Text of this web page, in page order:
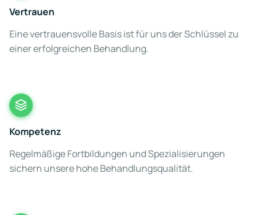
Vertrauen
Eine vertrauensvolle Basis ist für uns der Schlüssel zu
einer erfolgreichen Behandlung.
Kompetenz
Regelmäßige Fortbildungen und Spezialisierungen
sichern unsere hohe Behandlungsqualität.